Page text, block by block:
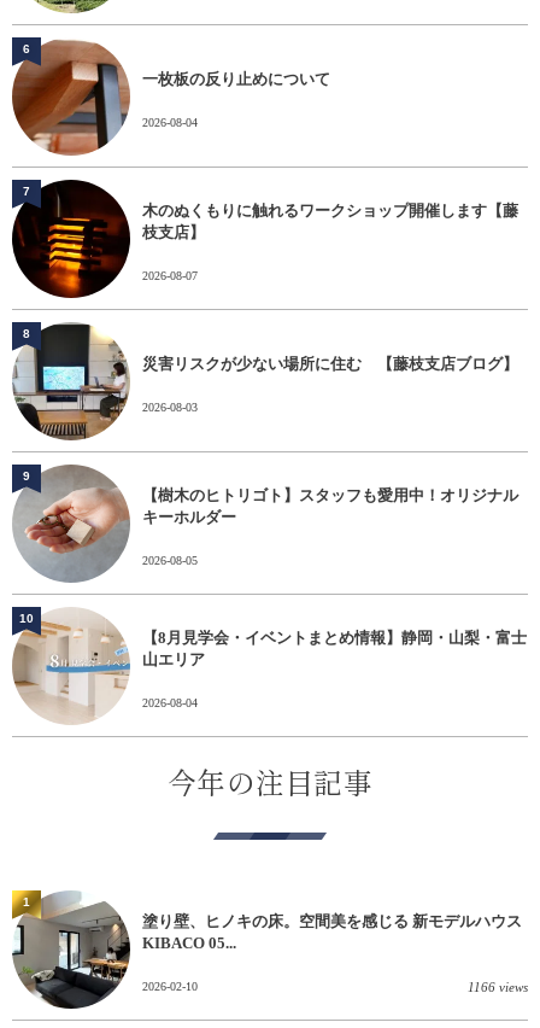
一枚板の反り止めについて
2026-08-04
6
木のぬくもりに触れるワークショップ開催します【藤
枝支店】
2026-08-07
7
災害リスクが少ない場所に住む 【藤枝支店ブログ】
2026-08-03
8
【樹木のヒトリゴト】スタッフも愛用中！オリジナル
キーホルダー
2026-08-05
9
【8月見学会・イベントまとめ情報】静岡・山梨・富士
山エリア
2026-08-04
10
今年の注目記事
塗り壁、ヒノキの床。空間美を感じる 新モデルハウス
KIBACO 05...
2026-02-10 1166 views
1